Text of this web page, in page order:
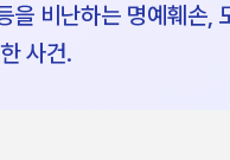
비난하는 명예훼손,
사건.